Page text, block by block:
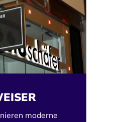
moderne